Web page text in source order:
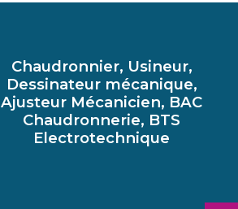
Chaudronnier, Usineur,
Dessinateur mécanique,
Ajusteur Mécanicien, BAC
Chaudronnerie, BTS
Electrotechnique